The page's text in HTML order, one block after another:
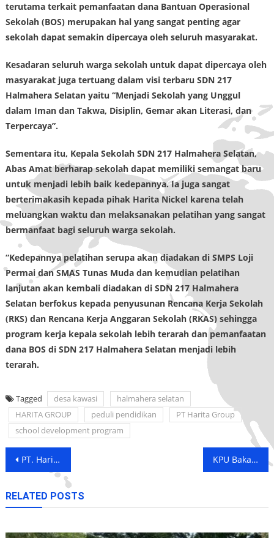
terutama terkait pemanfaatan dana Bantuan Operasional
Sekolah (BOS) merupakan hal yang sangat penting agar
sekolah dapat semakin dipercaya oleh seluruh masyarakat.
Kesadaran seluruh warga sekolah untuk dapat dipercaya oleh
masyarakat juga tertuang dalam visi terbaru SDN 217
Halmahera Selatan yaitu “Menjadi Sekolah yang Unggul
dalam Iman dan Takwa, Disiplin, Gemar akan Literasi, dan
Terpercaya”.
Sementara itu, Kepala Sekolah SDN 217 Halmahera Selatan,
Abas Amat berharap sekolah dapat memiliki semangat baru
untuk menjadi lebih baik kedepannya. Ia juga sangat
berterimakasih kepada pihak Harita Nickel karena telah
meluangkan waktu dan melaksanakan pelatihan yang sangat
bermanfaat bagi seluruh warga sekolah.
“Kedepannya pelatihan serupa akan diadakan di SMPS Loji
Permai dan SMAS Tunas Muda dan kemudian pelatihan
lanjutan akan kembali diadakan di SDN 217 Halmahera
Selatan berfokus kepada penyusunan Rencana Kerja Sekolah
(RKS) dan Rencana Kerja Anggaran Sekolah (RKAS) sehingga
program kerja kepala sekolah lebih terarah dan pemanfaatan
dana BOS di SDN 217 Halmahera Selatan menjadi lebih
terarah.
Tagged desa kawasi
halmahera selatan
HARITA GROUP
peduli pendidikan
PT Harita Group
school development program
Post
navigation
PT. Harita Nickel Fasilitasi 2000 Karyawan untuk Salurkan Hak Pilih KPU Bakal Lantik Komisioner di Maluku dan Maluku Utara
RELATED POSTS